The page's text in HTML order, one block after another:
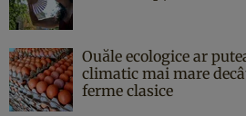
Ouăle ecologice ar
climatic mai mare
ferme clasice